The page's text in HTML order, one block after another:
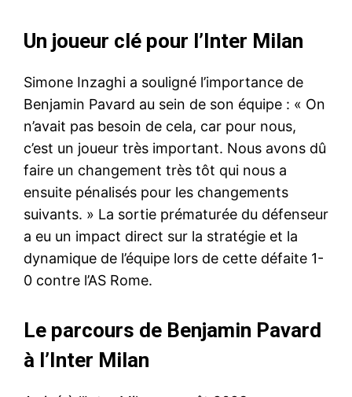
Un joueur clé pour l’Inter Milan
Simone Inzaghi a souligné l’importance de
Benjamin Pavard au sein de son équipe : « On
n’avait pas besoin de cela, car pour nous,
c’est un joueur très important. Nous avons dû
faire un changement très tôt qui nous a
ensuite pénalisés pour les changements
suivants. » La sortie prématurée du défenseur
a eu un impact direct sur la stratégie et la
dynamique de l’équipe lors de cette défaite 1-
0 contre l’AS Rome.
Le parcours de Benjamin Pavard
à l’Inter Milan